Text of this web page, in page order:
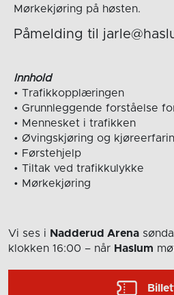
Mørkekjøring på høsten.
Påmelding til
Innhold
• Trafikkopplæringen
• Grunnleggende forståelse
• Mennesket i trafikken
• Øvingskjøring og
• Førstehjelp
• Tiltak ved trafikkulykke
• Mørkekjøring
Vi ses i Nadderud Arena
klokken 16:00 – når Haslum